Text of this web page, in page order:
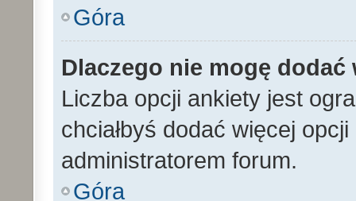
Góra
Dlaczego nie mogę
Liczba opcji ankiety jest
chciałbyś dodać więcej
administratorem forum.
Góra